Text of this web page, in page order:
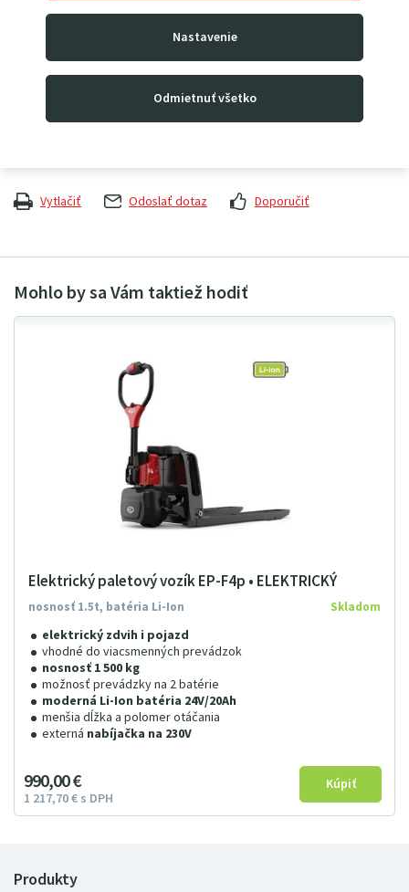
Nastavenie
Odmietnuť všetko
Náhradný Li-Ion akumulátor pre paletový vozík EP-F4p.
Kapacita batérie 20Ah. Ideálne pre viacsmenné prevádzky -
rýchla a jednoduchá výmena.
Vytlačiť Odoslať dotaz Doporučiť
Elektrický paletový vozík EP-F4p • ELEKTRICKÝ
nosnosť 1.5t, batéria Li-Ion
elektrický zdvih i pojazd
vhodné do viacsmenných prevádzok
nosnosť 1 500 kg
možnosť prevádzky na 2 batérie
moderná Li-Ion batéria 24V/20Ah
menšia dĺžka a polomer otáčania
externá nabíjačka na 230V
Skladom
990 00€
1 217 70€ s DPH